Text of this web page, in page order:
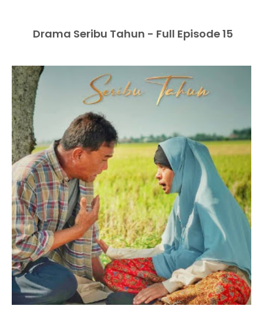
Drama Seribu Tahun - Full Episode 15